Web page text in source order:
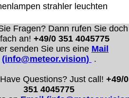
strahlerleuchten
Fragen? Dann rufen Sie doch
an!+49/0 351 4045775
senden Sie uns eine Mail
(info@meteor.vision) .
Questions? Just call!+49/0
351 4045775